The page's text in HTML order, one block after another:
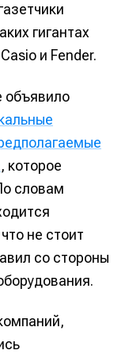
гигантах
и Fender.
объявило
, которое
словам
не стоит
со стороны